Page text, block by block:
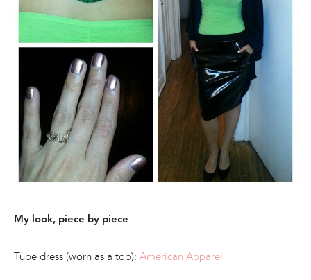
My look, piece by piece
Tube dress (worn as a top): American Apparel